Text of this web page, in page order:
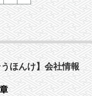
ほんけ】会社情報